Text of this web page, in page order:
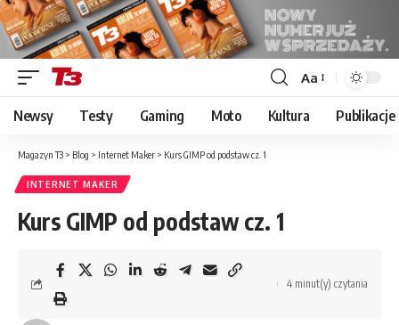
Font
Resizer
Aa
Newsy Testy Gaming Moto Kultura Publikacje
Magazyn T3 > Blog > Internet Maker > Kurs GIMP od podstaw cz. 1
INTERNET MAKER
Kurs GIMP od podstaw cz. 1
4 minut(y) czytania